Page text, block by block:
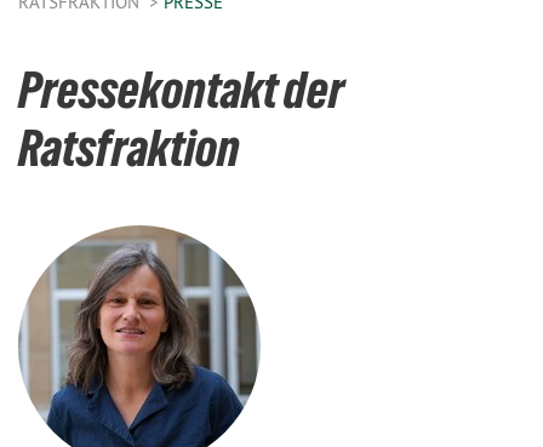
Pressekontakt der
Ratsfraktion